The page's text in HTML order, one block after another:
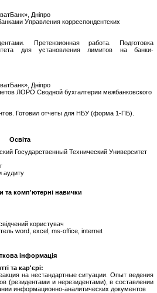
Дніпро
Управления корреспондентских
Претензионная работа. Подготовка
для установления лимитов на банки-
Дніпро
ЛОРО Сводной бухгалтерии межбанковского
Готовил отчеты для НБУ (форма 1-ПБ).
Освіта
Государственный Технический Университет
аудиту
та комп'ютерні навички
користувач
word, excel, ms-office, internet
інформація
та кар'єрі:
на нестандартные ситуации. Опыт ведения
(резидентами и нерезидентами), в составлении
информационно-аналитических документов